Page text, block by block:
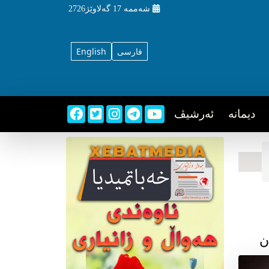
شه‌ممه‌ 17 گه‌لاوێژ2726
English فارسی
دیمانه ئه‌رشیڤ